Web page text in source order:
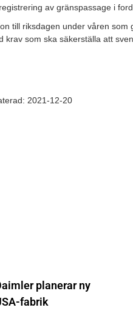
av gränspassage i
till riksdagen under våren som
krav som ska säkerställa att
2021-12-20
planerar ny
fabrik